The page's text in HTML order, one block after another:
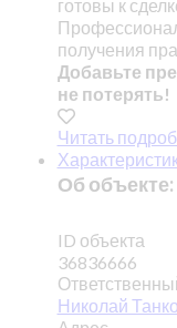
готовы к
получения
Добавьте
не потерять!
Читать
Об объекте:
ID объекта
36836666
Николай